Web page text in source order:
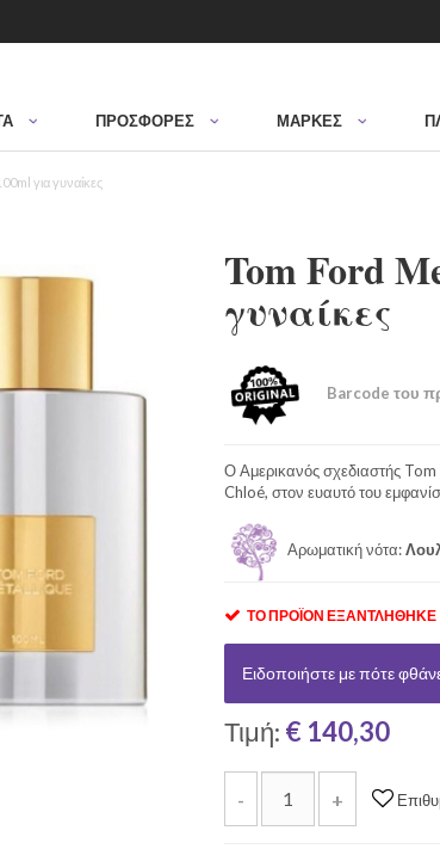
ΠΡΟΣΦΟΡΈΣ ΜΆΡΚΕΣ
για γυναίκες
Tom Ford
γυναίκες
Barcode του
Ο Αμερικανός σχεδιαστής
Chloé, στον ευαυτό του
Αρωματική νότα:
ΤΟ ΠΡΟΪΌΝ ΕΞΑΝΤΛΉΘΗΚΕ
Ειδοποιήστε με πότε
Τιμή: € 140,30
- +